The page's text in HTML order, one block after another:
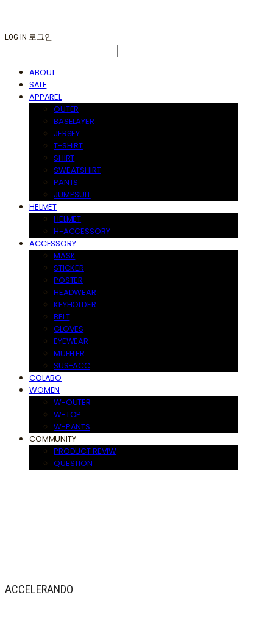
LOG IN 로그인
ABOUT
SALE
APPAREL
OUTER
BASELAYER
JERSEY
T-SHIRT
SHIRT
SWEATSHIRT
PANTS
JUMPSUIT
HELMET
HELMET
H-ACCESSORY
ACCESSORY
MASK
STICKER
POSTER
HEADWEAR
KEYHOLDER
BELT
GLOVES
EYEWEAR
MUFFLER
SUS-ACC
COLABO
WOMEN
W-OUTER
W-TOP
W-PANTS
COMMUNITY
PRODUCT REVIW
QUESTION
ACCELERANDO